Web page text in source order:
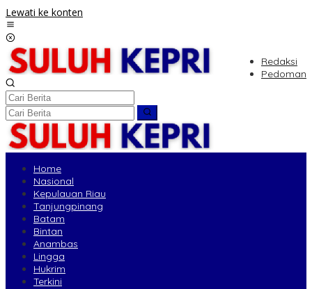
Lewati ke konten
Redaksi
Pedoman
Home
Nasional
Kepulauan Riau
Tanjungpinang
Batam
Bintan
Anambas
Lingga
Hukrim
Terkini